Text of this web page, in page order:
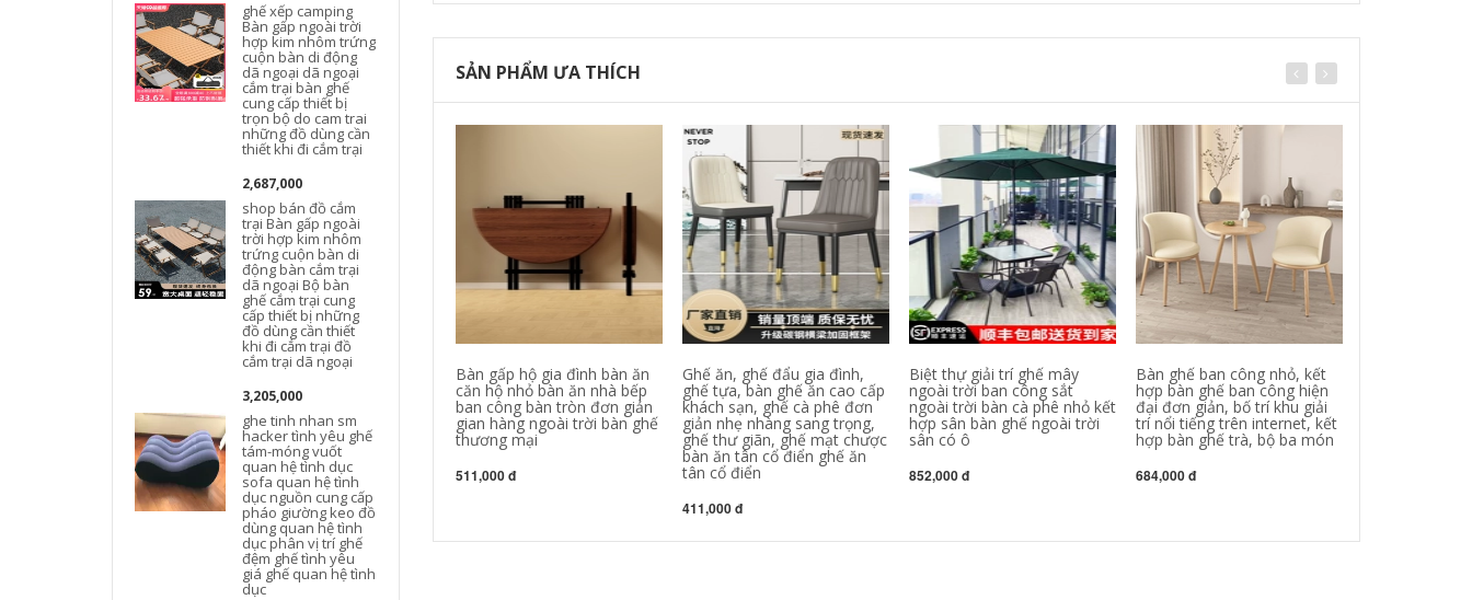
ghế xếp camping
Bàn gấp ngoài trời
hợp kim nhôm trứng
cuộn bàn di động
dã ngoại dã ngoại
cắm trại bàn ghế
cung cấp thiết bị
trọn bộ do cam trai
những đồ dùng cần
thiết khi đi cắm trại
2,687,000
shop bán đồ cắm
trại Bàn gấp ngoài
trời hợp kim nhôm
trứng cuộn bàn di
động bàn cắm trại
dã ngoại Bộ bàn
ghế cắm trại cung
cấp thiết bị những
đồ dùng cần thiết
khi đi cắm trại đồ
cắm trại dã ngoại
3,205,000
ghe tinh nhan sm
hacker tình yêu ghế
tám-móng vuốt
quan hệ tình dục
sofa quan hệ tình
dục nguồn cung cấp
pháo giường keo đồ
dùng quan hệ tình
dục phân vị trí ghế
đệm ghế tình yêu
giá ghế quan hệ tình
dục
trại thuê đồ cắm trại
Giường gợi cảm, sản
phẩm tình dục cặp
đôi đam mê, dụng
vàng, sofa tán tỉnh,
592,000
đồ chuẩn bị đi picnic
Maszhe Ngoài Trời
Bàn Gấp Dã Ngoại
Bộ Bàn Ghế Di Động
Siêu Nhẹ Bàn Cắm
Liệu bàn ghế
cắm trại
3,562,000
Bàn gấp ngoài trời,
bàn cuộn trứng cắm
động, bàn dã ngoại,
cắm trại giá rẻ trang
cụ nấu ăn cắm trại
trại Bàn gấp ngoài
dã ngoại Bộ bàn
ghế trứng cuộn bàn
gian hàng chợ đêm
bàn vuông nhỏ bàn
ngoài trời shop đi
phượt dụng cụ cắm
trại dã ngoại những
đồ vật cần mang
theo khi đi cắm trại
419,000
Bàn ghế xếp ngoài
trời, bàn cuộn trứng
nhôm siêu nhẹ di
ngoại, cắm trại nhẹ
trọn bộ thiết bị đồ
camping bộ bàn ghế
naturehike
2,680,000
Đồ nội thất tình dục,
ghế, sofa bơm hơi,
cặp đôi, ghế lò xo,
SẢN PHẨM ƯA THÍCH
Bàn gấp hộ gia đình bàn ăn
căn hộ nhỏ bàn ăn nhà bếp
ban công bàn tròn đơn giản
gian hàng ngoài trời bàn ghế
thương mại
511,000 đ
Ghế ăn, ghế đẩu gia đình,
ghế tựa, bàn ghế ăn cao cấp
khách sạn, ghế cà phê đơn
giản nhẹ nhàng sang trọng,
ghế thư giãn, ghế mạt chược
bàn ăn tân cổ điển ghế ăn
tân cổ điển
411,000 đ
Biệt thự giải trí ghế mây
ngoài trời ban công sắt
ngoài trời bàn cà phê nhỏ kết
hợp sân bàn ghế ngoài trời
sân có ô
852,000 đ
Bàn ghế ban công nhỏ, kết
hợp bàn ghế ban công hiện
đại đơn giản, bố trí khu giải
trí nổi tiếng trên internet, kết
hợp bàn ghế trà, bộ ba món
684,000 đ